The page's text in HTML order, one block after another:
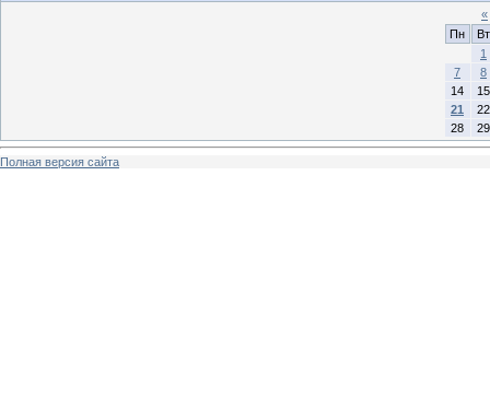
«
Пн
Вт
1
7
8
14
15
21
22
28
29
Полная версия сайта